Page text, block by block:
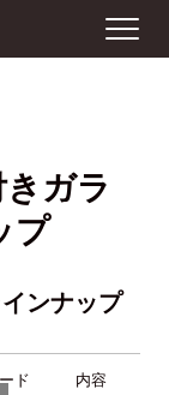
ガラ
プ
ンナップ
ド 内容